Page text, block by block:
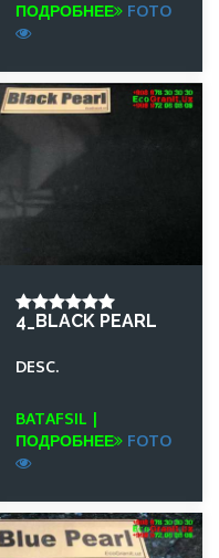
ПОДРОБНЕЕ
FOTO
4_BLACK PEARL
DESC.
BATAFSIL |
ПОДРОБНЕЕ
FOTO